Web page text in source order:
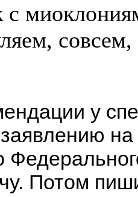
с
у
заявлению
Потом